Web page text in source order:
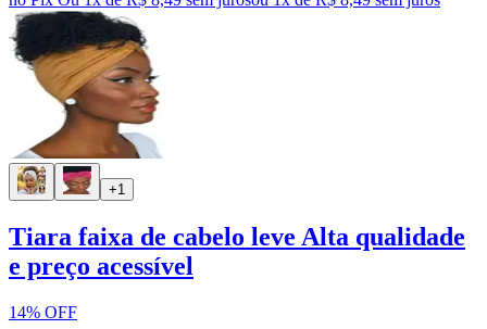
+1
Tiara faixa de cabelo leve Alta qualidade
e preço acessível
14% OFF